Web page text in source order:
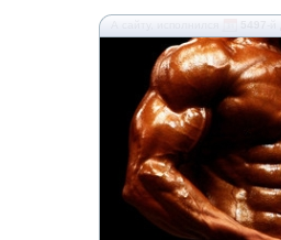
5497